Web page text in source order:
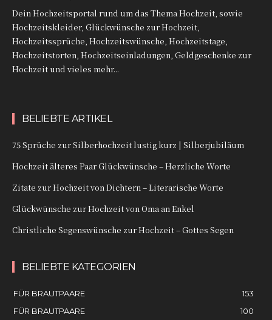
Dein Hochzeitsportal rund um das Thema Hochzeit, sowie
Hochzeitskleider, Glückwünsche zur Hochzeit,
Hochzeitssprüche, Hochzeitswünsche, Hochzeitstage,
Hochzeitstorten, Hochzeitseinladungen, Geldgeschenke zur
Hochzeit und vieles mehr...
BELIEBTE ARTIKEL
75 Sprüche zur Silberhochzeit lustig kurz | Silberjubiläum
Hochzeit älteres Paar Glückwünsche – Herzliche Worte
Zitate zur Hochzeit von Dichtern – Literarische Worte
Glückwünsche zur Hochzeit von Oma an Enkel
Christliche Segenswünsche zur Hochzeit – Gottes Segen
BELIEBTE KATEGORIEN
FÜR BRAUTPAARE
153
FÜR BRAUTPAARE
100